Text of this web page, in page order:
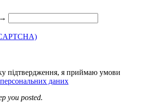
→
підтвердження, я приймаю умови
даних
you posted.